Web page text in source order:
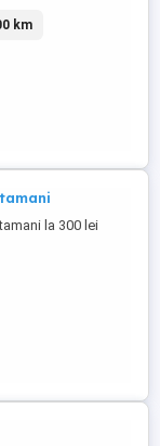
1200 euro
km
la 300 lei